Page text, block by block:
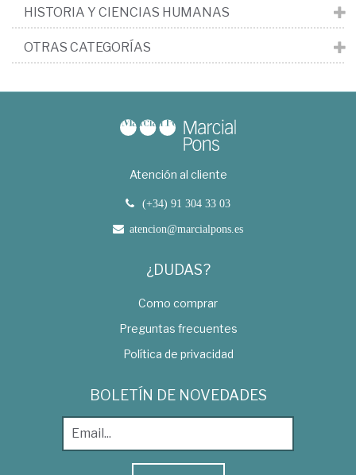
HISTORIA Y CIENCIAS HUMANAS
OTRAS CATEGORÍAS
Atención al cliente
(+34) 91 304 33 03
atencion@marcialpons.es
¿DUDAS?
Como comprar
Preguntas frecuentes
Política de privacidad
BOLETÍN DE NOVEDADES